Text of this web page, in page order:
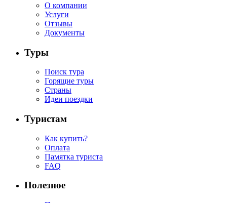
О компании
Услуги
Отзывы
Документы
Туры
Поиск тура
Горящие туры
Страны
Идеи поездки
Туристам
Как купить?
Оплата
Памятка туриста
FAQ
Полезное